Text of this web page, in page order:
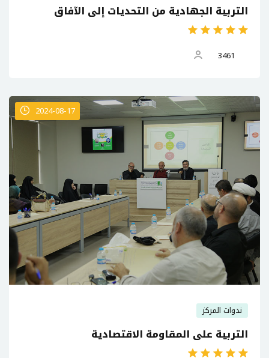
التربية الجهادية من التحديات إلى الآفاق
3461
2024-08-17
ندوات المركز
التربية على المقاومة الاقتصادية